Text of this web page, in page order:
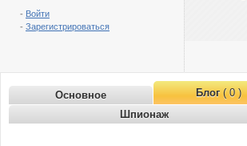
- Войти
- Зарегистрироваться
Основное Блог( 0 )
Шпионаж